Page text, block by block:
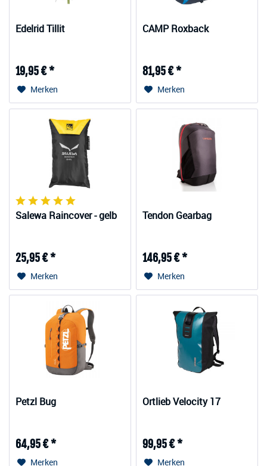
Edelrid Tillit
19,95 € *
Merken
CAMP Roxback
81,95 € *
Merken
Salewa Raincover - gelb
25,95 € *
Merken
Tendon Gearbag
146,95 € *
Merken
Petzl Bug
64,95 € *
Merken
Ortlieb Velocity 17
99,95 € *
Merken